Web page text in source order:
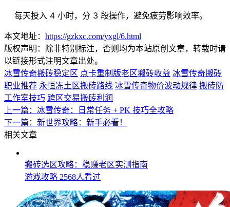
每天投入 4 小时，分 3 段操作，避免疲劳影响效率。
本文地址： https://gzkxc.com/yxgl/6.html
版权声明：除非特别标注，否则均为本站原创文章，转载时请
以链接形式注明文章出处。
冰雪传奇搬砖稳定区 点卡重制版老区搬砖收益 冰雪传奇搬砖
职业推荐 永恒冻土区搬砖路线 冰雪传奇物价波动规律 搬砖防
工作室技巧 跨区交易搬砖利润
上一篇： 冰雪传奇：日常任务 + PK 技巧全攻略
下一篇： 新世界攻略：新手必看！
相关文章
搬砖选区攻略：稳赚老区实测指南
游戏攻略 2568人看过